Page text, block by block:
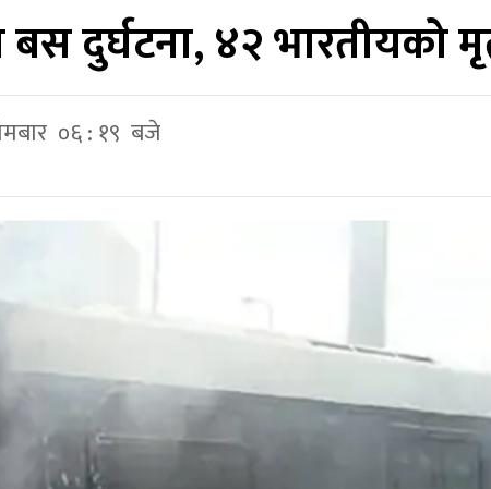
बस दुर्घटना, ४२ भारतीयको
०६ : १९ बजे